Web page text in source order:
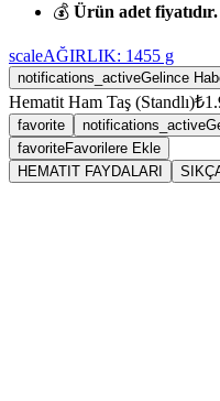
💰 Ürün adet fiyatıdır.
scaleAĞIRLIK: 1455 g
notifications_activeGelince
Hematit Ham Taş (Standlı)
favorite notifications_active
favoriteFavorilere Ekle
HEMATIT FAYDALARI